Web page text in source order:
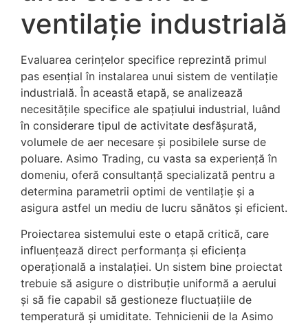
ventilație industrială
Evaluarea cerințelor specifice reprezintă primul
pas esențial în instalarea unui sistem de ventilație
industrială. În această etapă, se analizează
necesitățile specifice ale spațiului industrial, luând
în considerare tipul de activitate desfășurată,
volumele de aer necesare și posibilele surse de
poluare. Asimo Trading, cu vasta sa experiență în
domeniu, oferă consultanță specializată pentru a
determina parametrii optimi de ventilație și a
asigura astfel un mediu de lucru sănătos și eficient.
Proiectarea sistemului este o etapă critică, care
influențează direct performanța și eficiența
operațională a instalației. Un sistem bine proiectat
trebuie să asigure o distribuție uniformă a aerului
și să fie capabil să gestioneze fluctuațiile de
temperatură și umiditate. Tehnicienii de la Asimo